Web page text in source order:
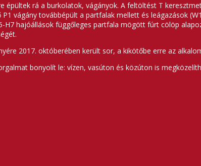
épültek rá a burkolatok, vágányok. A feltöltést T
vágány továbbépült a partfalak mellett és leágazások
H7 hajóállások függőleges partfala mögött fúrt cölöp
2017. októberében került sor, a kikötőbe erre az
bonyolít le: vízen, vasúton és közúton is